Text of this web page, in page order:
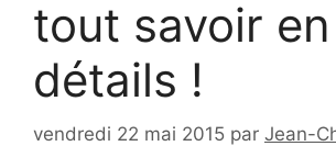
tout savoir en
détails !
vendredi 22 mai 2015 par Jean-